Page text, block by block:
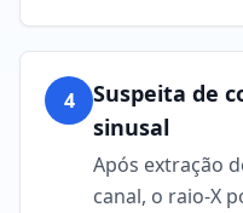
4
Suspeita de
sinusal
Após extração
canal, o raio-X